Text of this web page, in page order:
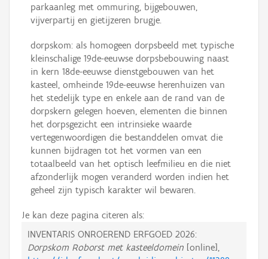
parkaanleg met ommuring, bijgebouwen,
vijverpartij en gietijzeren brugje.
dorpskom: als homogeen dorpsbeeld met typische
kleinschalige 19de-eeuwse dorpsbebouwing naast
in kern 18de-eeuwse dienstgebouwen van het
kasteel, omheinde 19de-eeuwse herenhuizen van
het stedelijk type en enkele aan de rand van de
dorpskern gelegen hoeven, elementen die binnen
het dorpsgezicht een intrinsieke waarde
vertegenwoordigen die bestanddelen omvat die
kunnen bijdragen tot het vormen van een
totaalbeeld van het optisch leefmilieu en die niet
afzonderlijk mogen veranderd worden indien het
geheel zijn typisch karakter wil bewaren.
Je kan deze pagina citeren als:
INVENTARIS ONROEREND ERFGOED 2026:
Dorpskom Roborst met kasteeldomein [online],